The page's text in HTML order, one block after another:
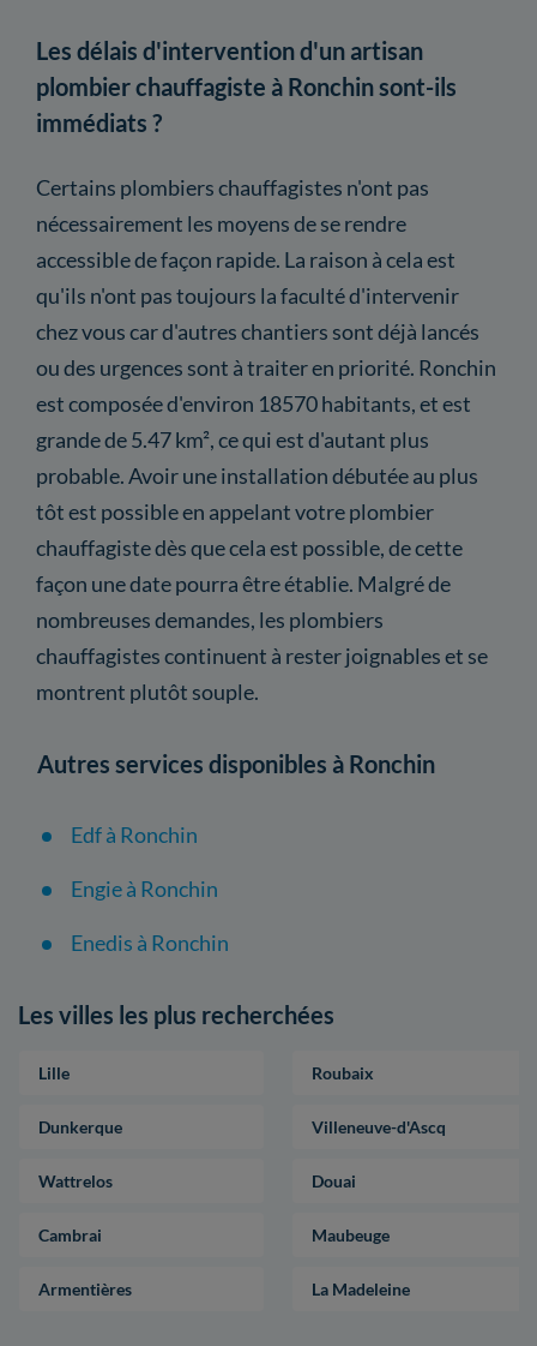
Les délais d'intervention d'un artisan
plombier chauffagiste à Ronchin sont-ils
immédiats ?
Certains plombiers chauffagistes n'ont pas
nécessairement les moyens de se rendre
accessible de façon rapide. La raison à cela est
qu'ils n'ont pas toujours la faculté d'intervenir
chez vous car d'autres chantiers sont déjà lancés
ou des urgences sont à traiter en priorité. Ronchin
est composée d'environ 18570 habitants, et est
grande de 5.47 km², ce qui est d'autant plus
probable. Avoir une installation débutée au plus
tôt est possible en appelant votre plombier
chauffagiste dès que cela est possible, de cette
façon une date pourra être établie. Malgré de
nombreuses demandes, les plombiers
chauffagistes continuent à rester joignables et se
montrent plutôt souple.
Autres services disponibles à Ronchin
Edf à Ronchin
Engie à Ronchin
Enedis à Ronchin
Les villes les plus recherchées
Lille Roubaix
Dunkerque Villeneuve-d'Ascq
Wattrelos Douai
Cambrai Maubeuge
Armentières La Madeleine